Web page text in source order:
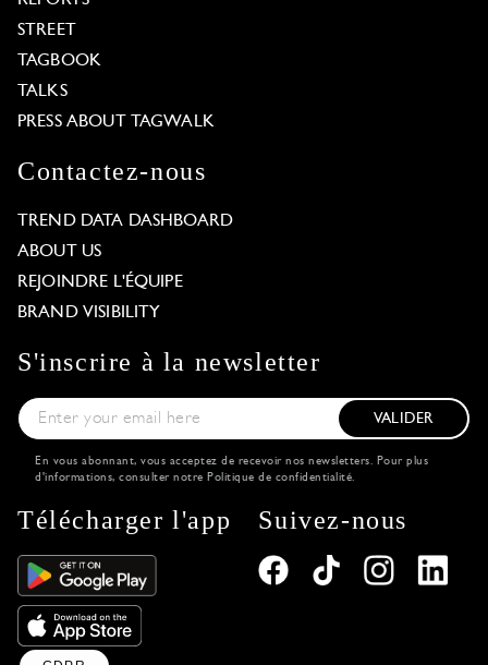
STREET
TAGBOOK
TALKS
PRESS ABOUT TAGWALK
Contactez-nous
TREND DATA DASHBOARD
ABOUT US
REJOINDRE L'ÉQUIPE
BRAND VISIBILITY
S'inscrire à la newsletter
VALIDER
En vous abonnant, vous acceptez de recevoir nos newsletters. Pour plus
d'informations, consulter notre Politique de confidentialité.
Télécharger l'app Suivez-nous